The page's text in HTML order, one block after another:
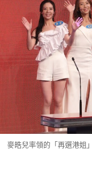
麥皓兒率領的「再選港姐